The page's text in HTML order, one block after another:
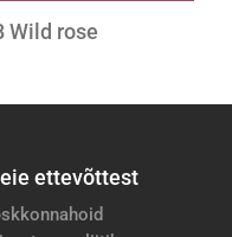
Wild rose
ettevõttest